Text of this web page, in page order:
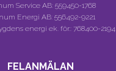
Service AB: 559450-1768
Energi AB: 556492-9221
energi ek. för.: 768400-2194
FELANMÄLAN